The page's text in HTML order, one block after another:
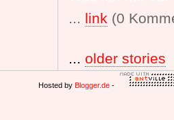
... link (0
... older stories
Hosted by Blogger.de -